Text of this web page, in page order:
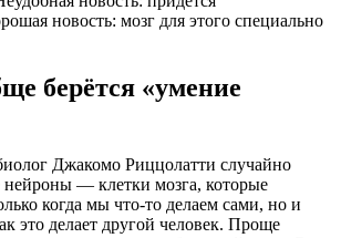
новость: мозг для этого специально
берётся «умение
Джакомо Риццолатти случайно
нейроны — клетки мозга, которые
когда мы что-то делаем сами, но и
это делает другой человек. Проще